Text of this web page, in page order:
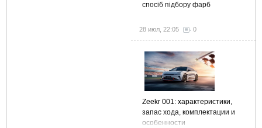
спосіб підбору фарб
28 июл, 22:05 0
Zeekr 001: характеристики,
запас хода, комплектации и
особенности